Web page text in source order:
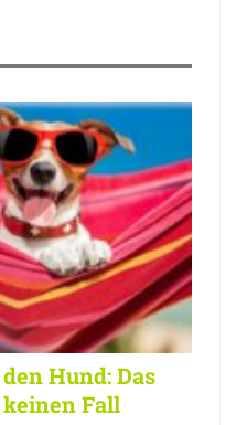
Hund: Das
Fall